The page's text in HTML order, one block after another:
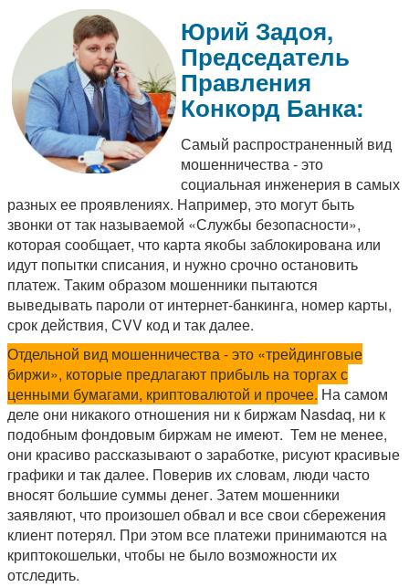
Юрий Задоя,
Председатель
Правления
Конкорд Банка:
Самый распространенный вид
мошенничества - это
социальная инженерия в самых
разных ее проявлениях. Например, это могут быть
звонки от так называемой «Службы безопасности»,
которая сообщает, что карта якобы заблокирована или
идут попытки списания, и нужно срочно остановить
платеж. Таким образом мошенники пытаются
выведывать пароли от интернет-банкинга, номер карты,
срок действия, СVV код и так далее.
Отдельной вид мошенничества - это «трейдинговые
биржи», которые предлагают прибыль на торгах с
ценными бумагами, криптовалютой и прочее. На самом
деле они никакого отношения ни к биржам Nasdaq, ни к
подобным фондовым биржам не имеют. Тем не менее,
они красиво рассказывают о заработке, рисуют красивые
графики и так далее. Поверив их словам, люди часто
вносят большие суммы денег. Затем мошенники
заявляют, что произошел обвал и все свои сбережения
клиент потерял. При этом все платежи принимаются на
криптокошельки, чтобы не было возможности их
отследить.